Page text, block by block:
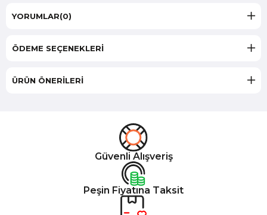
YORUMLAR(0)
ÖDEME SEÇENEKLERI
ÜRÜN ÖNERILERI
Güvenli Alışveriş
Peşin Fiyatına Taksit